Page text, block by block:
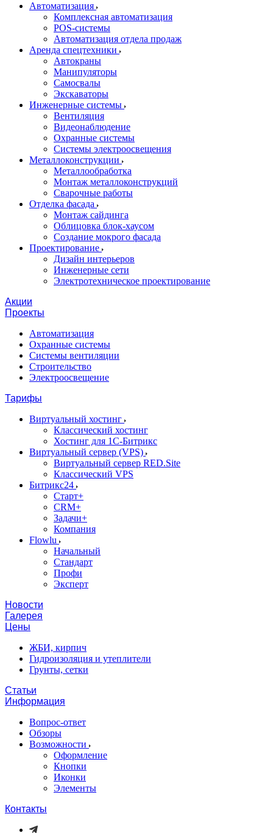
Автоматизация
Комплексная автоматизация
POS-системы
Автоматизация отдела продаж
Аренда спецтехники
Автокраны
Манипуляторы
Самосвалы
Экскаваторы
Инженерные системы
Вентиляция
Видеонаблюдение
Охранные системы
Системы электроосвещения
Металлоконструкции
Металлообработка
Монтаж металлоконструкций
Сварочные работы
Отделка фасада
Монтаж сайдинга
Облицовка блок-хаусом
Создание мокрого фасада
Проектирование
Дизайн интерьеров
Инженерные сети
Электротехническое проектирование
Акции
Проекты
Автоматизация
Охранные системы
Системы вентиляции
Строительство
Электроосвещение
Тарифы
Виртуальный хостинг
Классический хостинг
Хостинг для 1С-Битрикс
Виртуальный сервер (VPS)
Виртуальный сервер RED.Site
Классический VPS
Битрикс24
Старт+
CRM+
Задачи+
Компания
Flowlu
Начальный
Стандарт
Профи
Эксперт
Новости
Галерея
Цены
ЖБИ, кирпич
Гидроизоляция и утеплители
Грунты, сетки
Статьи
Информация
Вопрос-ответ
Обзоры
Возможности
Оформление
Кнопки
Иконки
Элементы
Контакты